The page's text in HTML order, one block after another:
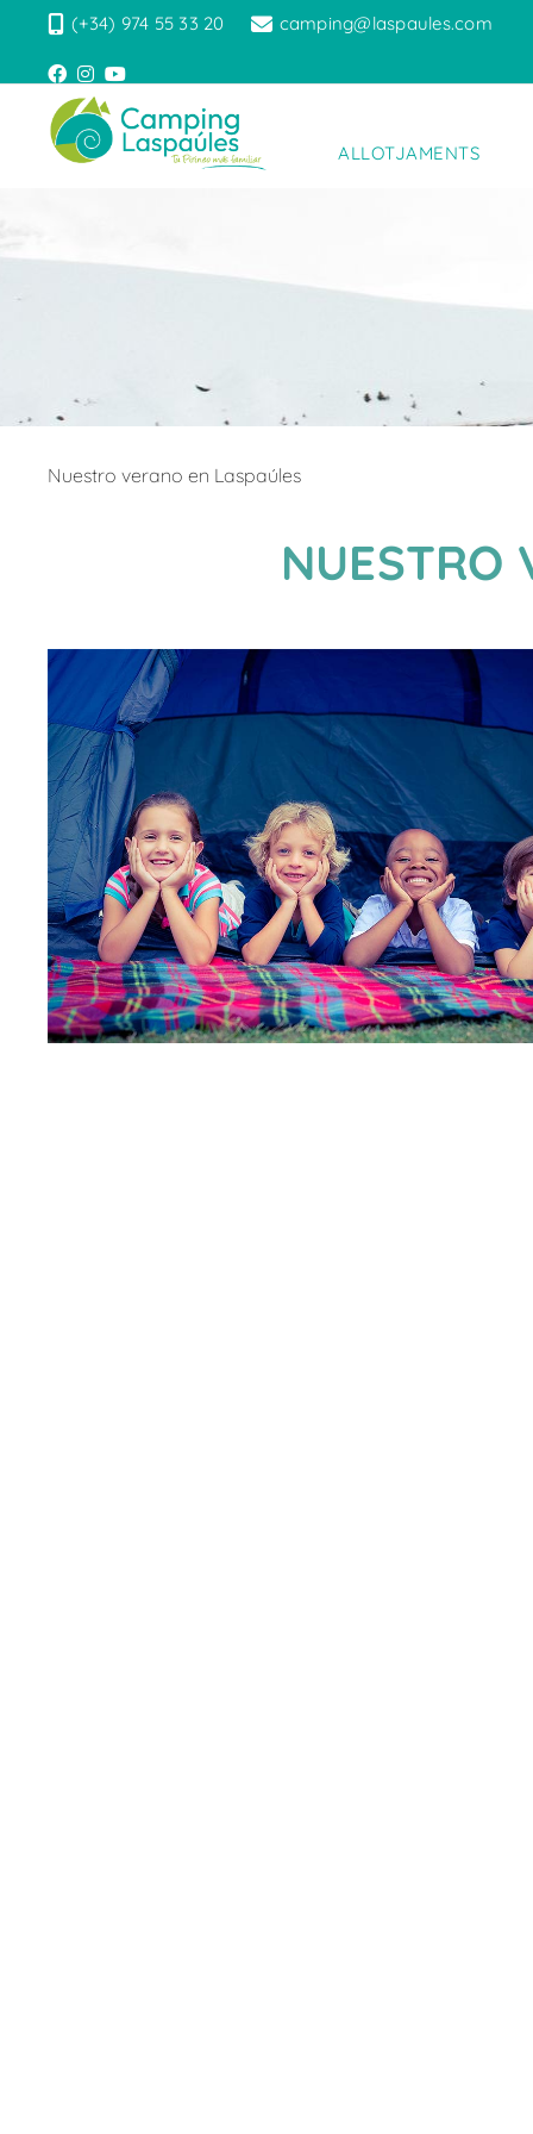
(+34) 974 55 33 20 camping@laspaules.com
ALLOTJAMENTS
Nuestro verano en Laspaúles
NUESTRO